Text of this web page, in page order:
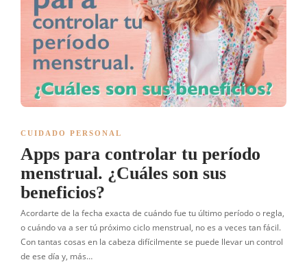
CUIDADO PERSONAL
Apps para controlar tu período
menstrual. ¿Cuáles son sus
beneficios?
Acordarte de la fecha exacta de cuándo fue tu último período o regla,
o cuándo va a ser tú próximo ciclo menstrual, no es a veces tan fácil.
Con tantas cosas en la cabeza difícilmente se puede llevar un control
de ese día y, más…